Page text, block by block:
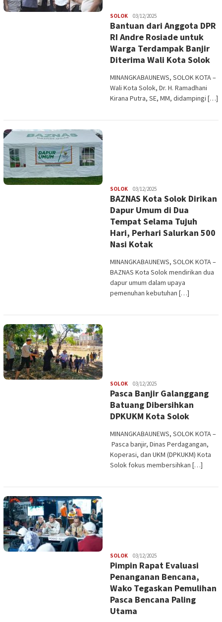
SOLOKRedaksi
03/12/2025
Bantuan dari Anggota DPR
RI Andre Rosiade untuk
Warga Terdampak Banjir
Diterima Wali Kota Solok
MINANGKABAUNEWS, SOLOK KOTA –
Wali Kota Solok, Dr. H. Ramadhani
Kirana Putra, SE, MM, didampingi […]
SOLOKRedaksi
03/12/2025
BAZNAS Kota Solok Dirikan
Dapur Umum di Dua
Tempat Selama Tujuh
Hari, Perhari Salurkan 500
Nasi Kotak
MINANGKABAUNEWS, SOLOK KOTA –
BAZNAS Kota Solok mendirikan dua
dapur umum dalam upaya
pemenuhan kebutuhan […]
SOLOKRedaksi
03/12/2025
Pasca Banjir Galanggang
Batuang Dibersihkan
DPKUKM Kota Solok
MINANGKABAUNEWS, SOLOK KOTA –
Pasca banjir, Dinas Perdagangan,
Koperasi, dan UKM (DPKUKM) Kota
Solok fokus membersihkan […]
SOLOKRedaksi
03/12/2025
Pimpin Rapat Evaluasi
Penanganan Bencana,
Wako Tegaskan Pemulihan
Pasca Bencana Paling
Utama